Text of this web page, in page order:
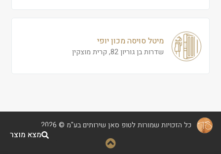
מיטל סויסה מכון יופי
שדרות בן גוריון 82, קרית מוצקין
כל הזכויות שמורות לטופ סאן שירותים בע"מ © 2026
מצא מוצר